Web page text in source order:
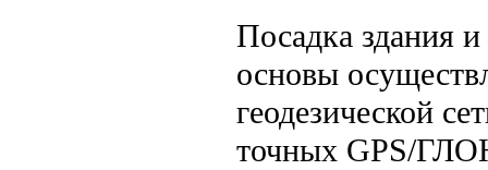
Посадка здания и
основы
геодезической
точных GPS/